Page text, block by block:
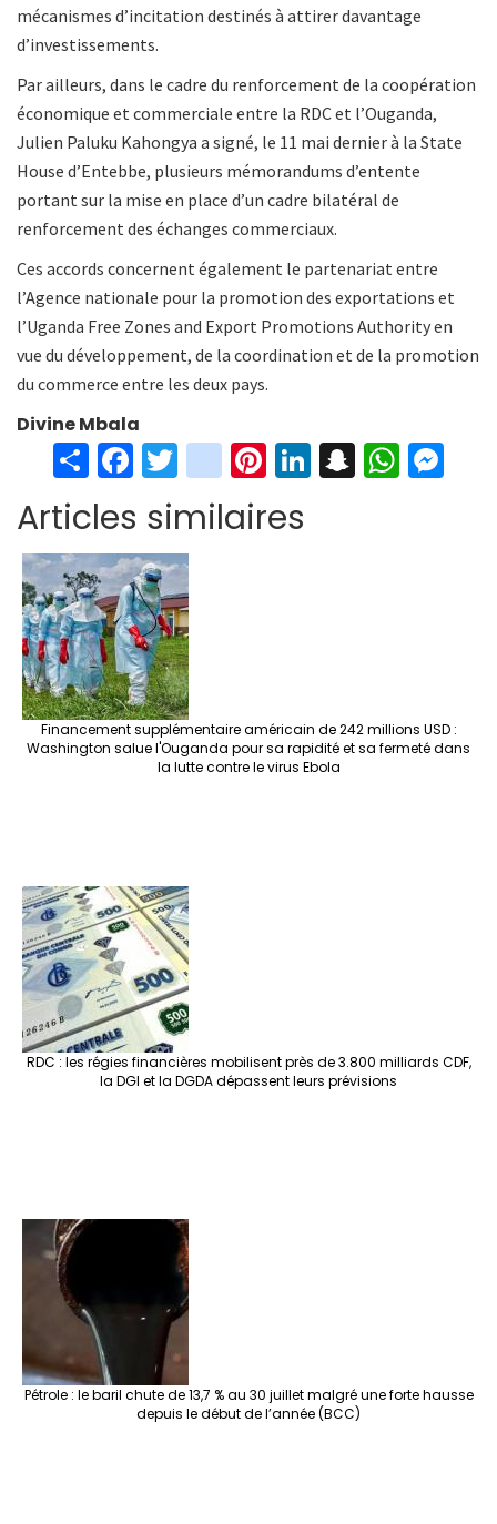
mécanismes d’incitation destinés à attirer davantage
d’investissements.
Par ailleurs, dans le cadre du renforcement de la coopération
économique et commerciale entre la RDC et l’Ouganda,
Julien Paluku Kahongya a signé, le 11 mai dernier à la State
House d’Entebbe, plusieurs mémorandums d’entente
portant sur la mise en place d’un cadre bilatéral de
renforcement des échanges commerciaux.
Ces accords concernent également le partenariat entre
l’Agence nationale pour la promotion des exportations et
l’Uganda Free Zones and Export Promotions Authority en
vue du développement, de la coordination et de la promotion
du commerce entre les deux pays.
Divine Mbala
S
h
ar
e
Fa
ce
b
o
o
k
T
wi
tt
er
in
st
ag
Pi
er
Li S W
Articles similaires
Financement supplémentaire américain de 242 millions USD :
Washington salue l'Ouganda pour sa rapidité et sa fermeté dans
la lutte contre le virus Ebola
RDC : les régies financières mobilisent près de 3.800 milliards CDF,
la DGI et la DGDA dépassent leurs prévisions
Pétrole : le baril chute de 13,7 % au 30 juillet malgré une forte hausse
depuis le début de l’année (BCC)